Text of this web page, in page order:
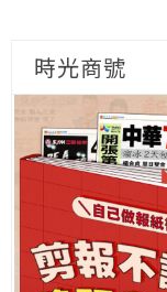
時光商號